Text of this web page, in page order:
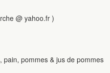
@ yahoo.fr )
pommes & jus de pommes